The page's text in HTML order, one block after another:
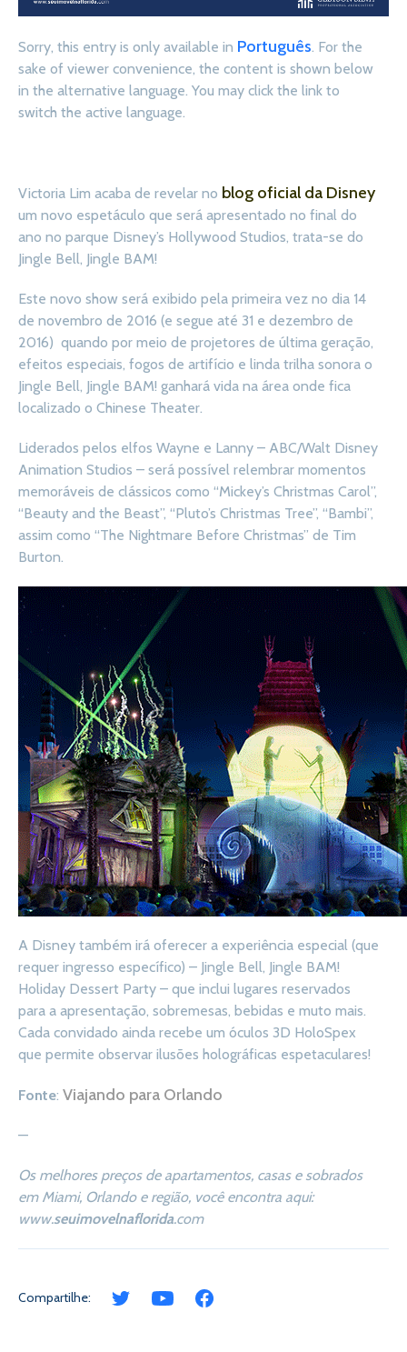
Sorry, this entry is only available in Português. For the
sake of viewer convenience, the content is shown below
in the alternative language. You may click the link to
switch the active language.
Victoria Lim acaba de revelar no blog oficial da Disney
um novo espetáculo que será apresentado no final do
ano no parque Disney’s Hollywood Studios, trata-se do
Jingle Bell, Jingle BAM!
Este novo show será exibido pela primeira vez no dia 14
de novembro de 2016 (e segue até 31 e dezembro de
2016) quando por meio de projetores de última geração,
efeitos especiais, fogos de artifício e linda trilha sonora o
Jingle Bell, Jingle BAM! ganhará vida na área onde fica
localizado o Chinese Theater.
Liderados pelos elfos Wayne e Lanny – ABC/Walt Disney
Animation Studios – será possível relembrar momentos
memoráveis de clássicos como “Mickey’s Christmas Carol”,
“Beauty and the Beast”, “Pluto’s Christmas Tree”, “Bambi”,
assim como “The Nightmare Before Christmas” de Tim
Burton.
A Disney também irá oferecer a experiência especial (que
requer ingresso específico) – Jingle Bell, Jingle BAM!
Holiday Dessert Party – que inclui lugares reservados
para a apresentação, sobremesas, bebidas e muto mais.
Cada convidado ainda recebe um óculos 3D HoloSpex
que permite observar ilusões holográficas espetaculares!
Fonte: Viajando para Orlando
—
Os melhores preços de apartamentos, casas e sobrados
em Miami, Orlando e região, você encontra aqui:
www.seuimovelnaflorida.com
Compartilhe: